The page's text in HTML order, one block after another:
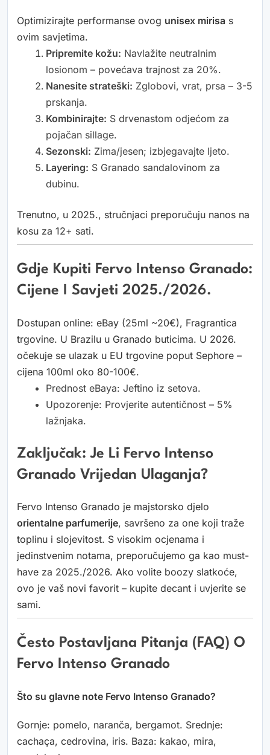
Optimizirajte performanse ovog unisex mirisa s
ovim savjetima.
Pripremite kožu: Navlažite neutralnim
losionom – povećava trajnost za 20%.
Nanesite strateški: Zglobovi, vrat, prsa – 3-5
prskanja.
Kombinirajte: S drvenastom odjećom za
pojačan sillage.
Sezonski: Zima/jesen; izbjegavajte ljeto.
Layering: S Granado sandalovinom za
dubinu.
Trenutno, u 2025., stručnjaci preporučuju nanos na
kosu za 12+ sati.
Gdje Kupiti Fervo Intenso Granado:
Cijene I Savjeti 2025./2026.
Dostupan online: eBay (25ml ~20€), Fragrantica
trgovine. U Brazilu u Granado buticima. U 2026.
očekuje se ulazak u EU trgovine poput Sephore –
cijena 100ml oko 80-100€.
Prednost eBaya: Jeftino iz setova.
Upozorenje: Provjerite autentičnost – 5%
lažnjaka.
Zaključak: Je Li Fervo Intenso
Granado Vrijedan Ulaganja?
Fervo Intenso Granado je majstorsko djelo
orientalne parfumerije, savršeno za one koji traže
toplinu i slojevitost. S visokim ocjenama i
jedinstvenim notama, preporučujemo ga kao must-
have za 2025./2026. Ako volite boozy slatkoće,
ovo je vaš novi favorit – kupite decant i uvjerite se
sami.
Često Postavljana Pitanja (FAQ) O
Fervo Intenso Granado
Što su glavne note Fervo Intenso Granado?
Gornje: pomelo, naranča, bergamot. Srednje:
cachaça, cedrovina, iris. Baza: kakao, mira,